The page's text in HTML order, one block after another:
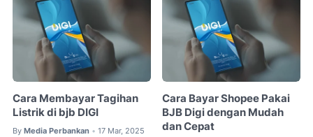
Cara Membayar Tagihan
Listrik di bjb DIGI
By Media Perbankan • 17 Mar, 2025
Cara Bayar Shopee Pakai
BJB Digi dengan Mudah
dan Cepat